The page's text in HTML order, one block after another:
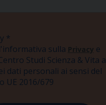
*
sulla Privacy e
Studi Scienza & Vita a
dati personali ai sensi del
UE 2016/679